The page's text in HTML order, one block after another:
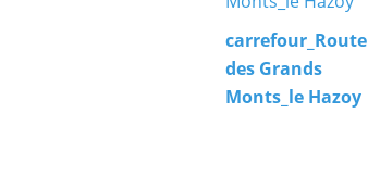
carrefour_Route
des Grands
Monts_le Hazoy